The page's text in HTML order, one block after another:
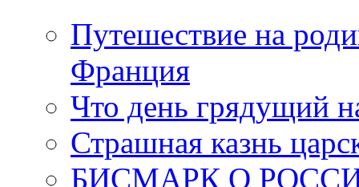
Путешествие на
Франция
Что день грядущий
Страшная казнь
БИСМАРК О